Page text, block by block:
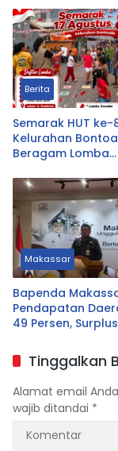
Berita
Semarak HUT ke-
Kelurahan
Beragam Lomba
Seluruh Warga
Makassar
Bapenda
Pendapatan
49 Persen,
Tinggalkan
Alamat email
wajib ditandai *